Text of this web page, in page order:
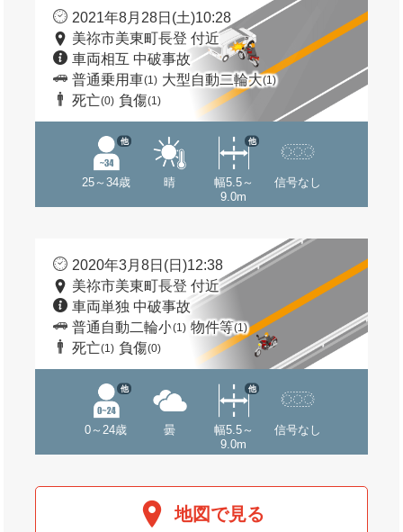
2021年8月28日(土)10:28
美祢市美東町長登 付近
車両相互 中破事故
普通乗用車(1) 大型自動二輪大(1)
死亡(0) 負傷(1)
25～34歳
他
晴
幅5.5～
9.0m
他
信号なし
2020年3月8日(日)12:38
美祢市美東町長登 付近
車両単独 中破事故
普通自動二輪小(1) 物件等(1)
死亡(1) 負傷(0)
0～24歳
他
曇
幅5.5～
9.0m
他
信号なし
地図で見る